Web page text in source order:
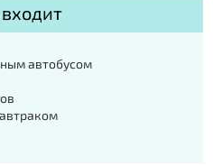
автобусом